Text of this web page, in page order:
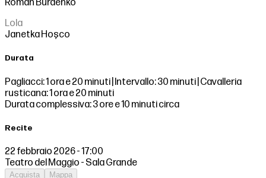
Roman Burdenko
Lola
Janetka Hoşco
Durata
Pagliacci: 1 ora e 20 minuti | Intervallo: 30 minuti | Cavalleria
rusticana: 1 ora e 20 minuti
Durata complessiva: 3 ore e 10 minuti circa
Recite
22 febbraio 2026 - 17:00
Teatro del Maggio - Sala Grande
Acquista Mappa